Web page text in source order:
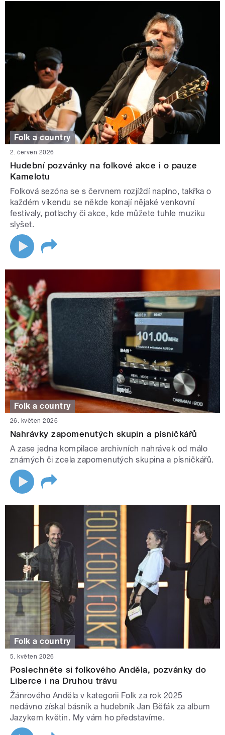
Folk a country
2. červen 2026
Hudební pozvánky na folkové akce i o pauze
Kamelotu
Folková sezóna se s červnem rozjíždí naplno, takřka o
každém víkendu se někde konají nějaké venkovní
festivaly, potlachy či akce, kde můžete tuhle muziku
slyšet.
Folk a country
26. květen 2026
Nahrávky zapomenutých skupin a písničkářů
A zase jedna kompilace archivních nahrávek od málo
známých či zcela zapomenutých skupina a písničkářů.
Folk a country
5. květen 2026
Poslechněte si folkového Anděla, pozvánky do
Liberce i na Druhou trávu
Žánrového Anděla v kategorii Folk za rok 2025
nedávno získal básník a hudebník Jan Běťák za album
Jazykem květin. My vám ho představíme.